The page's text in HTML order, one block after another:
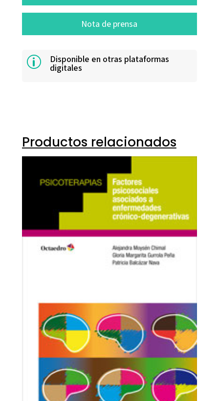
Nota de prensa
p Disponible en otras plataformas
digitales
Productos relacionados